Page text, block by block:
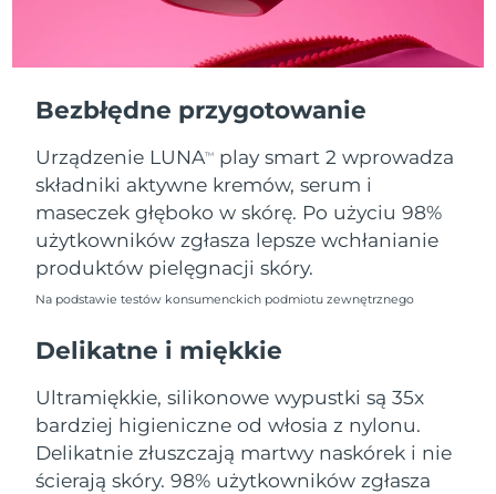
Bezbłędne przygotowanie
Urządzenie LUNATM
play smart 2 wprowadza
składniki aktywne kremów, serum i
maseczek głęboko w skórę. Po użyciu 98%
użytkowników zgłasza lepsze wchłanianie
produktów pielęgnacji skóry.
Na podstawie testów konsumenckich podmiotu zewnętrznego
Delikatne i miękkie
Ultramiękkie, silikonowe wypustki są 35x
bardziej higieniczne od włosia z nylonu.
Delikatnie złuszczają martwy naskórek i nie
ścierają skóry. 98% użytkowników zgłasza
Portoryko
Oczekiwany czas dostawy
Oczekiwany czas dostawy
Reunion
Oczekiwany czas dostawy
8/13/26
Rumunia
Oczekiwany czas dostawy
Arabia Saudyjska
Oczekiwany czas dostawy
8/9/26
Singapur
Oczekiwany czas dostawy
8/10/26